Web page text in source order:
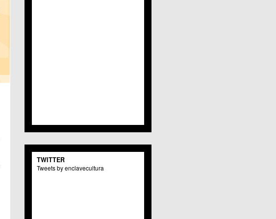
C.C.S. La Paz
C.M. El Carmen
Centros Culturales
C.C. Puertas de Castilla
TWITTER
Tweets by enclavecultura